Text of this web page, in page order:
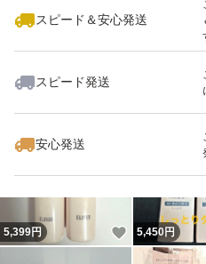
スピード＆安心発送
スピード発送
安心発送
5,399円 いいね！
5,450円